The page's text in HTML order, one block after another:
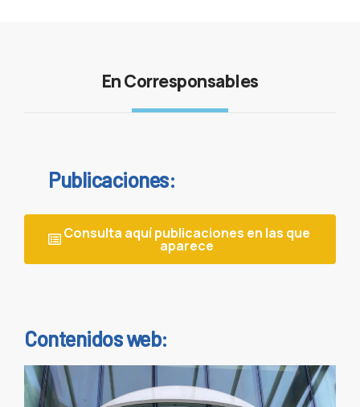
En Corresponsables
Publicaciones:
Consulta aquí publicaciones en las que
aparece
Contenidos web: